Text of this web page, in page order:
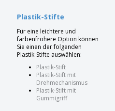
Plastik-Stifte
Für eine leichtere und
farbenfrohere Option können
Sie einen der folgenden
Plastik-Stifte auswählen:
Plastik-Stift
Plastik-Stift mit
Drehmechanismus
Plastik-Stift mit
Gummigriff